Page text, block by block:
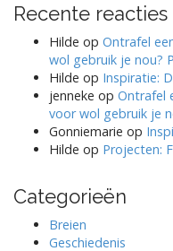
Recente reacties
Hilde op Ontrafel
wol gebruik je nou?
Hilde op Inspiratie:
jenneke op Ontrafel
voor wol gebruik je
Gonniemarie op
Hilde op Projecten:
Categorieën
Breien
Geschiedenis